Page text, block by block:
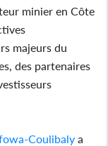
minier en Côte
majeurs du
des partenaires
Coulibaly a